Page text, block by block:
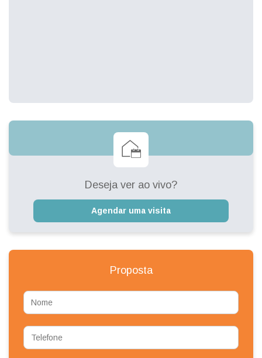
Deseja ver ao vivo?
Agendar uma visita
Proposta
Nome
Telefone